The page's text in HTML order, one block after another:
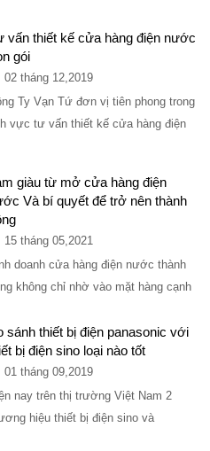
vấn thiết kế cửa hàng điện nước
gói
02 tháng 12,2019
Ty Vạn Tứ đơn vị tiên phong trong
vực tư vấn thiết kế cửa hàng điện
giàu từ mở cửa hàng điện
Và bí quyết để trở nên thành
15 tháng 05,2021
doanh cửa hàng điện nước thành
không chỉ nhờ vào mặt hàng cạnh
sánh thiết bị điện panasonic với
bị điện sino loại nào tốt
01 tháng 09,2019
nay trên thị trường Việt Nam 2
hiệu thiết bị điện sino và